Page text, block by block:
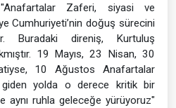
Zaferi, siyasi ve
Cumhuriyeti’nin doğuş sürecini
Buradaki direniş, Kurtuluş
19 Mayıs, 23 Nisan, 30
10 Ağustos Anafartalar
giden yolda o derece kritik bir
aynı ruhla geleceğe yürüyoruz"